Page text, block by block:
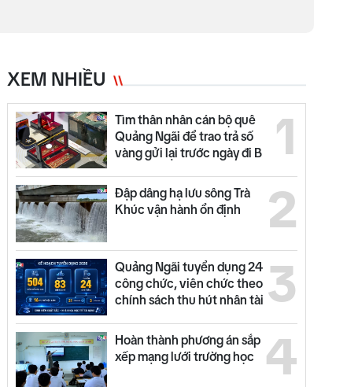
XEM NHIỀU
1
Tìm thân nhân cán bộ quê
Quảng Ngãi để trao trả số
vàng gửi lại trước ngày đi B
2
Đập dâng hạ lưu sông Trà
Khúc vận hành ổn định
3
Quảng Ngãi tuyển dụng 24
công chức, viên chức theo
chính sách thu hút nhân tài
4
Hoàn thành phương án sắp
xếp mạng lưới trường học